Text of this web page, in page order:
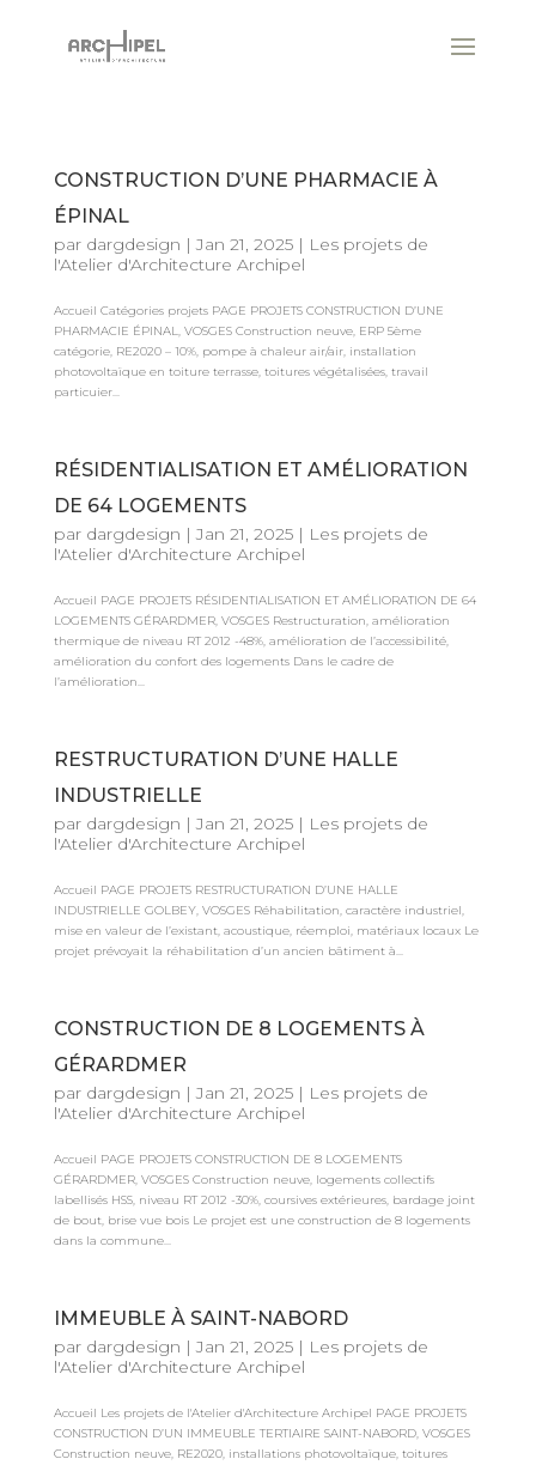
CONSTRUCTION D’UNE PHARMACIE À
ÉPINAL
par dargdesign |Jan 21, 2025| Les projets de
l'Atelier d'Architecture Archipel
Accueil Catégories projets PAGE PROJETS CONSTRUCTION D’UNE
PHARMACIE ÉPINAL, VOSGES Construction neuve, ERP 5ème
catégorie, RE2020 – 10%, pompe à chaleur air/air, installation
photovoltaïque en toiture terrasse, toitures végétalisées, travail
particuier...
RÉSIDENTIALISATION ET AMÉLIORATION
DE 64 LOGEMENTS
par dargdesign |Jan 21, 2025| Les projets de
l'Atelier d'Architecture Archipel
Accueil PAGE PROJETS RÉSIDENTIALISATION ET AMÉLIORATION DE 64
LOGEMENTS GÉRARDMER, VOSGES Restructuration, amélioration
thermique de niveau RT 2012 -48%, amélioration de l’accessibilité,
amélioration du confort des logements Dans le cadre de
l’amélioration...
RESTRUCTURATION D’UNE HALLE
INDUSTRIELLE
par dargdesign |Jan 21, 2025| Les projets de
l'Atelier d'Architecture Archipel
Accueil PAGE PROJETS RESTRUCTURATION D’UNE HALLE
INDUSTRIELLE GOLBEY, VOSGES Réhabilitation, caractère industriel,
mise en valeur de l’existant, acoustique, réemploi, matériaux locaux Le
projet prévoyait la réhabilitation d’un ancien bâtiment à...
CONSTRUCTION DE 8 LOGEMENTS À
GÉRARDMER
par dargdesign |Jan 21, 2025| Les projets de
l'Atelier d'Architecture Archipel
Accueil PAGE PROJETS CONSTRUCTION DE 8 LOGEMENTS
GÉRARDMER, VOSGES Construction neuve, logements collectifs
labellisés HSS, niveau RT 2012 -30%, coursives extérieures, bardage joint
de bout, brise vue bois Le projet est une construction de 8 logements
dans la commune...
IMMEUBLE À SAINT-NABORD
par dargdesign |Jan 21, 2025| Les projets de
l'Atelier d'Architecture Archipel
Accueil Les projets de l'Atelier d'Architecture Archipel PAGE PROJETS
CONSTRUCTION D’UN IMMEUBLE TERTIAIRE SAINT-NABORD, VOSGES
Construction neuve, RE2020, installations photovoltaïque, toitures